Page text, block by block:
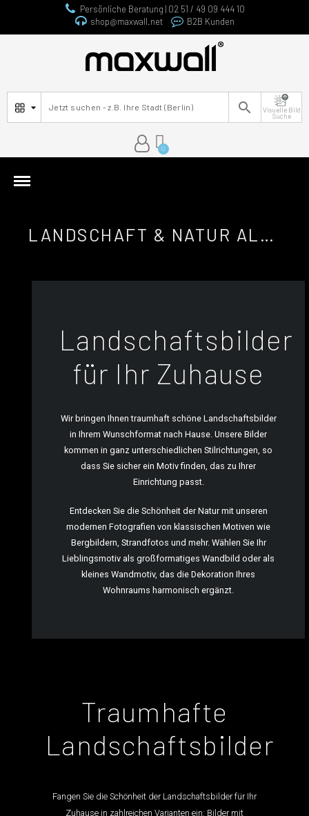
Persönliche Beratung | 02 51 / 49 09 444 10
shop@maxwall.net
B2B Kunden
Visuelle Bild
Suche

LANDSCHAFT & NATUR ALS ACRYLGLASBILDER PREMIUM
Landschaftsbilder
für Ihr Zuhause
Wir bringen Ihnen traumhaft schöne Landschaftsbilder
in Ihrem Wunschformat nach Hause. Unsere Bilder
kommen in ganz unterschiedlichen Stilrichtungen, so
dass Sie sicher ein Motiv finden, das zu Ihrer
Einrichtung passt.
Entdecken Sie die Schönheit der Natur mit unseren
modernen Fotografien von klassischen Motiven wie
Bergbildern, Strandfotos und mehr. Wählen Sie Ihr
Lieblingsmotiv als großformatiges Wandbild oder als
kleines Wandmotiv, das die Dekoration Ihres
Wohnraums harmonisch ergänzt.
Traumhafte
Landschaftsbilder
Fangen Sie die Schönheit der Landschaftsbilder für Ihr
Zuhause in zahlreichen Varianten ein: Bilder mit